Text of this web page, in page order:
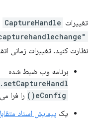
تغییرات CaptureHandle
"capturehandlechange"
نظارت کنید. تغییرات زمانی
برنامه وب ضبط شده
eConfig()
را فرا
یک پیمایش اسناد